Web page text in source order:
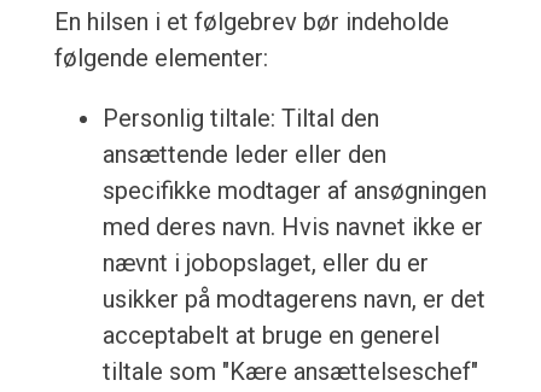
En hilsen i et følgebrev bør indeholde
følgende elementer:
Personlig tiltale: Tiltal den
ansættende leder eller den
specifikke modtager af ansøgningen
med deres navn. Hvis navnet ikke er
nævnt i jobopslaget, eller du er
usikker på modtagerens navn, er det
acceptabelt at bruge en generel
tiltale som "Kære ansættelseschef"